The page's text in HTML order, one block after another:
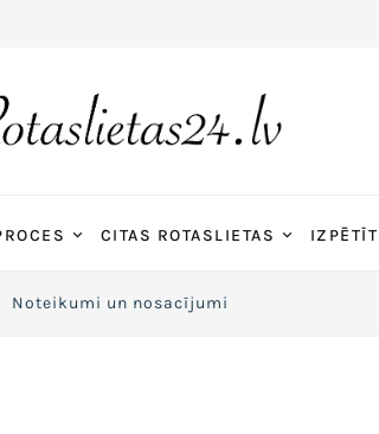
CITAS ROTASLIETAS IZPĒTĪT
Noteikumi un nosacījumi